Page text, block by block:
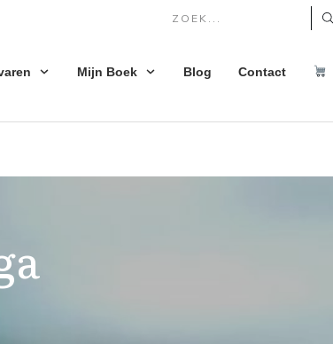
Mijn Boek Blog Contact